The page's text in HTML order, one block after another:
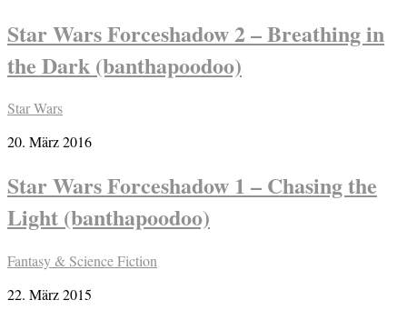
Star Wars Forceshadow 2 – Breathing in
the Dark (banthapoodoo)
Star Wars
20. März 2016
Star Wars Forceshadow 1 – Chasing the
Light (banthapoodoo)
Fantasy & Science Fiction
22. März 2015